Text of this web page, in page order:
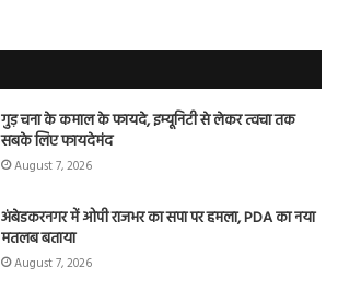
गुड़ चना के कमाल के फायदे, इम्यूनिटी से लेकर त्वचा तक
सबके लिए फायदेमंद
August 7, 2026
अंबेडकरनगर में ओपी राजभर का सपा पर हमला, PDA का नया
मतलब बताया
August 7, 2026